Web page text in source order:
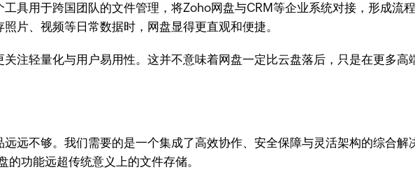
具用于跨国团队的文件管理，将Zoho网盘与CRM等企业系统对接，形成流程
片、视频等日常数据时，网盘显得更直观和便捷。
注轻量化与用户易用性。这并不意味着网盘一定比云盘落后，只是在更多高
远不够。我们需要的是一个集成了高效协作、安全保障与灵活架构的综合解
功能远超传统意义上的文件存储。